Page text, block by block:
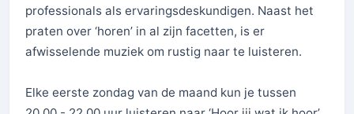
professionals als ervaringsdeskundigen. Naast het
praten over ‘horen’ in al zijn facetten, is er
afwisselende muziek om rustig naar te luisteren.
Elke eerste zondag van de maand kun je tussen